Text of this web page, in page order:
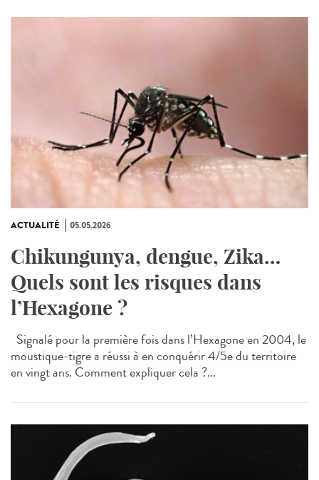
ACTUALITÉ 05.05.2026
Chikungunya, dengue, Zika…
Quels sont les risques dans
l’Hexagone ?
Signalé pour la première fois dans l’Hexagone en 2004, le
moustique-tigre a réussi à en conquérir 4/5e du territoire
en vingt ans. Comment expliquer cela ?...